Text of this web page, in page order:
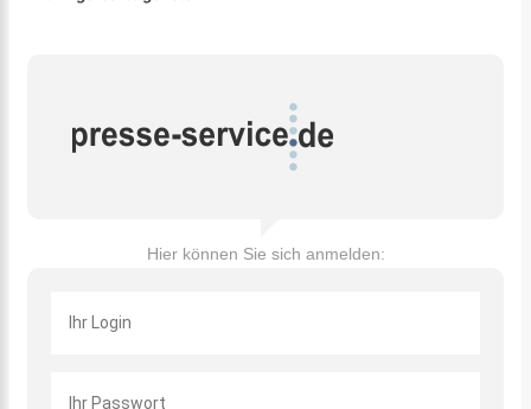
Hier können Sie sich anmelden: